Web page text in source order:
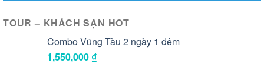
TOUR – KHÁCH SẠN HOT
Combo Vũng Tàu 2 ngày 1 đêm
1,550,000 ₫